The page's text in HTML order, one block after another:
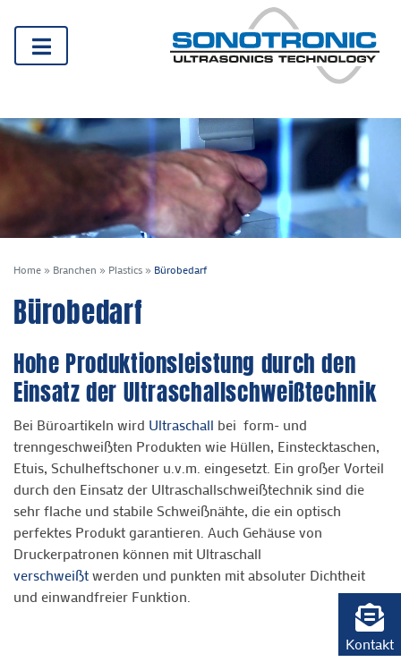
Kontakt
Home » Branchen » Plastics » Bürobedarf
Bürobedarf
Hohe Produktionsleistung durch den
Einsatz der Ultraschallschweißtechnik
Bei Büroartikeln wird Ultraschall bei form- und
trenngeschweißten Produkten wie Hüllen, Einstecktaschen,
Etuis, Schulheftschoner u.v.m. eingesetzt. Ein großer Vorteil
durch den Einsatz der Ultraschallschweißtechnik sind die
sehr flache und stabile Schweißnähte, die ein optisch
perfektes Produkt garantieren. Auch Gehäuse von
Druckerpatronen können mit Ultraschall
verschweißtwerden und punkten mit absoluter Dichtheit
und einwandfreier Funktion.